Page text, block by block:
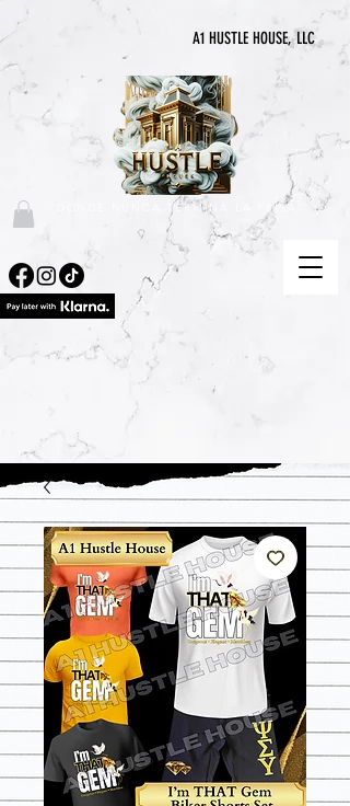
A1 HUSTLE HOUSE, LLC
"DONDE NUNCA TERMINA LA PRISA"